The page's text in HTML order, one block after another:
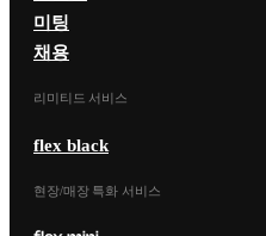
미팅
채용
리미티드 서비스
flex black
현장/매장 특화 서비스